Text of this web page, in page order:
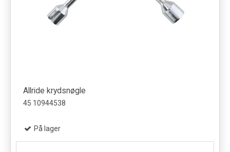
Allride krydsnøgle
45 10944538
På lager